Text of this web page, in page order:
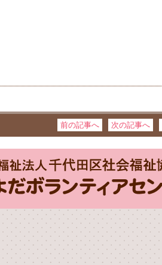
前の記事へ 次の記事へ